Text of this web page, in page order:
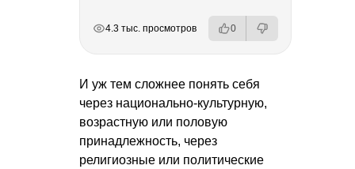
4.3 тыс. просмотров 0
И уж тем сложнее понять себя
через национально-культурную,
возрастную или половую
принадлежность, через
религиозные или политические